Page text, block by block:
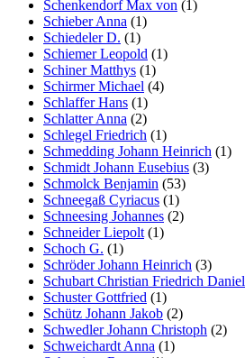
Schenkendorf Max von (1)
Schieber Anna (1)
Schiedeler D. (1)
Schiemer Leopold (1)
Schiner Matthys (1)
Schirmer Michael (4)
Schlaffer Hans (1)
Schlatter Anna (2)
Schlegel Friedrich (1)
Schmedding Johann Heinrich (1)
Schmidt Johann Eusebius (3)
Schmolck Benjamin (53)
Schneegaß Cyriacus (1)
Schneesing Johannes (2)
Schneider Liepolt (1)
Schoch G. (1)
Schröder Johann Heinrich (3)
Schubart Christian Friedrich Daniel
Schuster Gottfried (1)
Schütz Johann Jakob (2)
Schwedler Johann Christoph (2)
Schweichardt Anna (1)